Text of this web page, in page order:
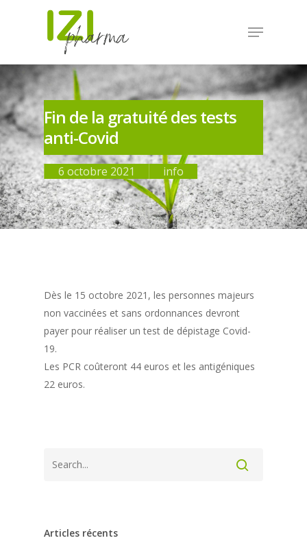
Fin de la gratuité des tests
anti-Covid
6 octobre 2021 info
Dès le 15 octobre 2021, les personnes majeurs
non vaccinées et sans ordonnances devront
payer pour réaliser un test de dépistage Covid-
19.
Les PCR coûteront 44 euros et les antigéniques
22 euros.
Articles récents